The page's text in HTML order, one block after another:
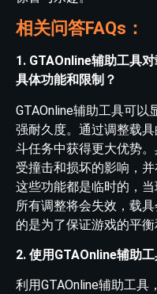
相关问答FAQs：
1. GTAOnline辅助工具
具体功能和限制？
GTAOnline辅助工具可
强耐久度。通过调整载
斗任务中获得更大优势
受撞击和损坏的影响，
这些功能都是临时的，
所有调整将会失效，载
的是为了保证游戏的平衡
2. 使用GTAOnline辅助
利用GTAOnline辅助工具